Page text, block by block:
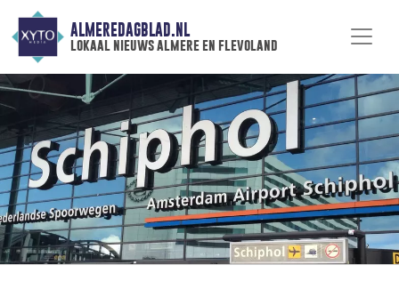
ALMEREDAGBLAD.NL
lokaal nieuws almere en flevoland